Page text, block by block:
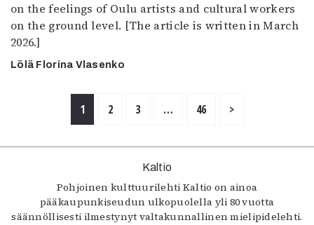
on the feelings of Oulu artists and cultural workers
on the ground level. [The article is written in March
2026.]
Lölä Florina Vlasenko
1 2 3 … 46 >
Kaltio
Pohjoinen kulttuurilehti Kaltio on ainoa
pääkaupunkiseudun ulkopuolella yli 80 vuotta
säännöllisesti ilmestynyt valtakunnallinen mielipidelehti.